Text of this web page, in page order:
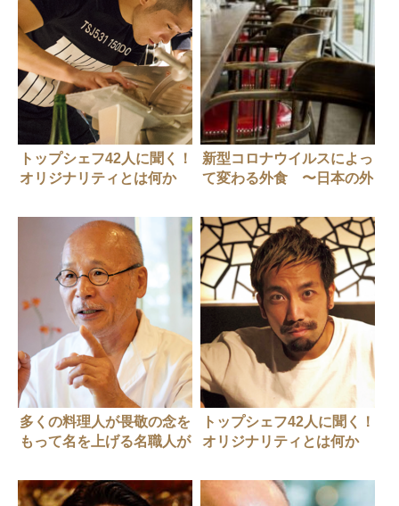
トップシェフ42人に聞く！
オリジナリティとは何か
新型コロナウイルスによっ
て変わる外食 〜日本の外
多くの料理人が畏敬の念を
もって名を上げる名職人が
トップシェフ42人に聞く！
オリジナリティとは何か